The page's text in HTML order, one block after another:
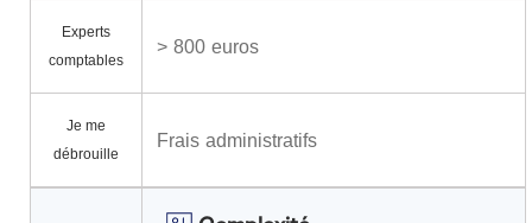
Experts
comptables
> 800 euros
Je me
débrouille
Frais administratifs